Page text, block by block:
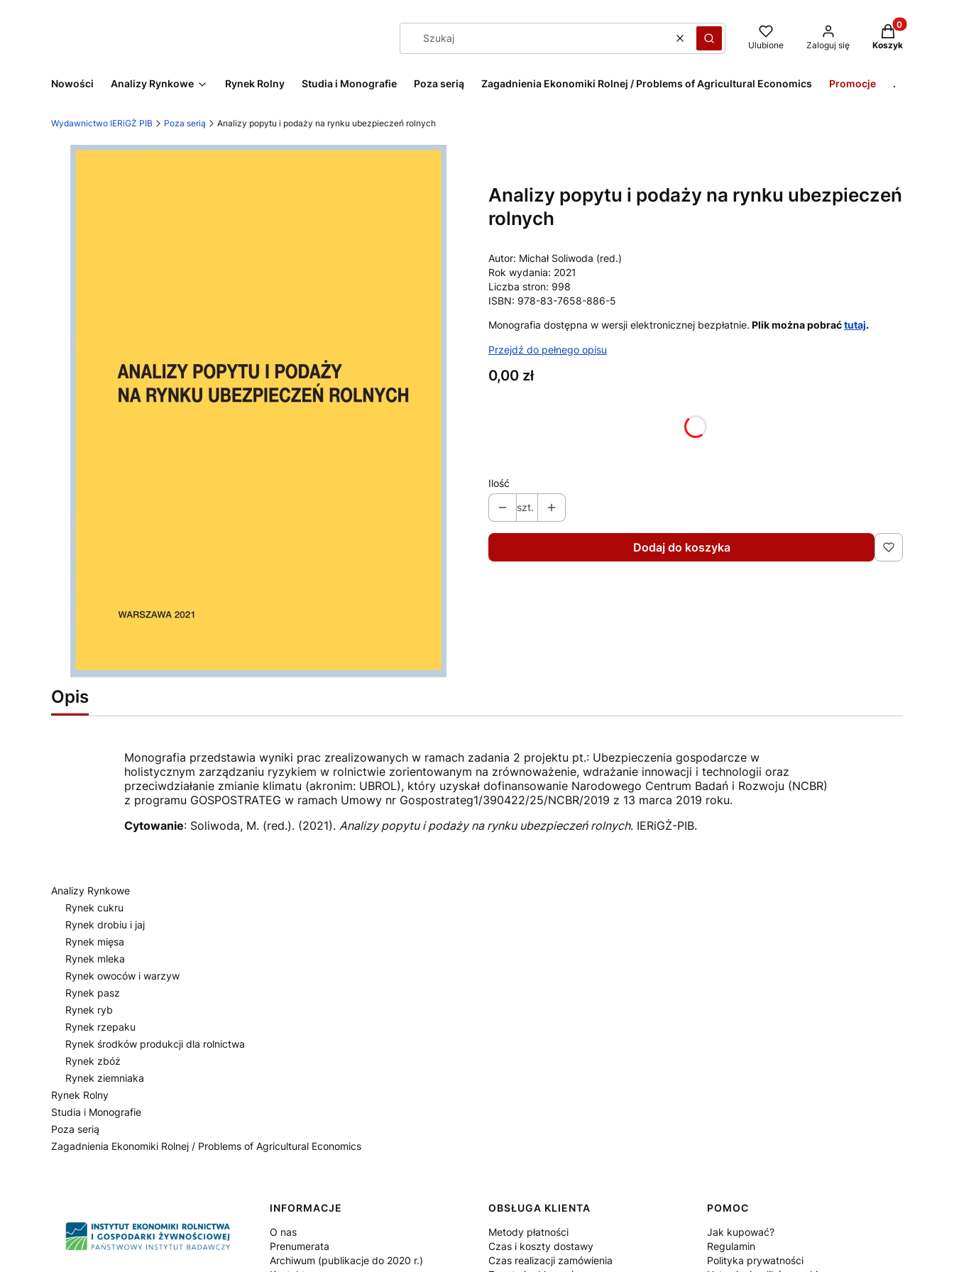
WyczyśćSzukaj Ulubione Zaloguj się
Produkty w
Koszyk
Nowości Analizy Rynkowe Rynek Rolny Studia i Monografie Poza serią Zagadnienia Ekonomiki Rolnej / Problems of Agricultural Economics Promocje .
Wydawnictwo IERiGŻ PIB Poza serią Analizy popytu i podaży na rynku ubezpieczeń rolnych
Analizy popytu i podaży na rynku ubezpieczeń
rolnych
Autor: Michał Soliwoda (red.)
Rok wydania: 2021
Liczba stron: 998
ISBN: 978-83-7658-886-5
Monografia dostępna w wersji elektronicznej bezpłatnie. Plik można pobraćtutaj.
Przejdź do pełnego opisu
Cena
0,00 zł
Poszczególne warianty mogą różnić się ceną
Ilość
szt.
Dodaj do koszyka
Opis
Monografia przedstawia wyniki prac zrealizowanych w ramach zadania 2 projektu pt.: Ubezpieczenia gospodarcze w
holistycznym zarządzaniu ryzykiem w rolnictwie zorientowanym na zrównoważenie, wdrażanie innowacji i technologii oraz
przeciwdziałanie zmianie klimatu (akronim: UBROL), który uzyskał dofinansowanie Narodowego Centrum Badań i Rozwoju (NCBR)
z programu GOSPOSTRATEG w ramach Umowy nr Gospostrateg1/390422/25/NCBR/2019 z 13 marca 2019 roku.
Cytowanie: Soliwoda, M. (red.). (2021). Analizy popytu i podaży na rynku ubezpieczeń rolnych. IERiGŻ-PIB.
Analizy Rynkowe
Rynek cukru
Rynek drobiu i jaj
Rynek mięsa
Rynek mleka
Rynek owoców i warzyw
Rynek pasz
Rynek ryb
Rynek rzepaku
Rynek środków produkcji dla rolnictwa
Rynek zbóż
Rynek ziemniaka
Rynek Rolny
Studia i Monografie
Poza serią
Zagadnienia Ekonomiki Rolnej / Problems of Agricultural Economics
Linki w stopce
INFORMACJE
O nas
Prenumerata
Archiwum (publikacje do 2020 r.)
OBSŁUGA KLIENTA
Metody płatności
Czas i koszty dostawy
Czas realizacji zamówienia
POMOC
Jak kupować?
Regulamin
Polityka prywatności